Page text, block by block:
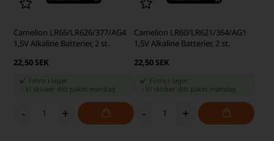
Camelion LR66/LR626/377/AG4
1,5V Alkaline Batterier, 2 st.
22,50 SEK
Finns i lager
-Vi skicker ditt paket mandag
- +
Camelion LR60/LR621/364/AG1
1,5V Alkaline Batterier, 2 st.
22,50 SEK
Finns i lager
Vi skicker ditt paket mandag
- +